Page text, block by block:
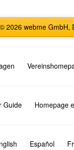
© 2026 webme GmbH,
Guide Homepage
Español